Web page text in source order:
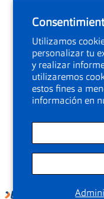
Utilizamos
personalizar tu
y realizar
utilizaremos
estos fines a
información en